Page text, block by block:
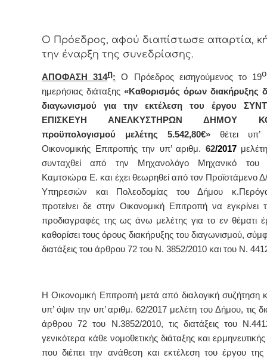
Ο Πρόεδρος, αφού διαπίστωσε απαρτία,
την έναρξη της συνεδρίασης.
ΑΠΟΦΑΣΗ 314η: Ο Πρόεδρος εισηγούμενος το 19
ημερήσιας διάταξης «Καθορισμός όρων διακήρυξης
διαγωνισμού για την εκτέλεση του έργου
ΕΠΙΣΚΕΥΗ ΑΝΕΛΚΥΣΤΗΡΩΝ ΔΗΜΟΥ
προϋπολογισμού μελέτης 5.542,80€»θέτει
Οικονομικής Επιτροπής την υπ’ αριθμ. 62/2017
συνταχθεί από την Μηχανολόγο Μηχανικό
Καμτσιώρα Ε. και έχει θεωρηθεί από τον Προϊστάμενο
Υπηρεσιών και Πολεοδομίας του Δήμου
προτείνει δε στην Οικονομική Επιτροπή να εγκρίνει
προδιαγραφές της ως άνω μελέτης για το εν θέματι
καθορίσει τους όρους διακήρυξης του διαγωνισμού,
διατάξεις του άρθρου 72 του Ν. 3852/2010 και του Ν.
Η Οικονομική Επιτροπή μετά από διαλογική συζήτηση
υπ’ όψιν την υπ’ αριθμ. 62/2017 μελέτη του Δήμου, τις
άρθρου 72 του Ν.3852/2010, τις διατάξεις του
γενικότερα κάθε νομοθετικής διάταξης και
που διέπει την ανάθεση και εκτέλεση του έργου